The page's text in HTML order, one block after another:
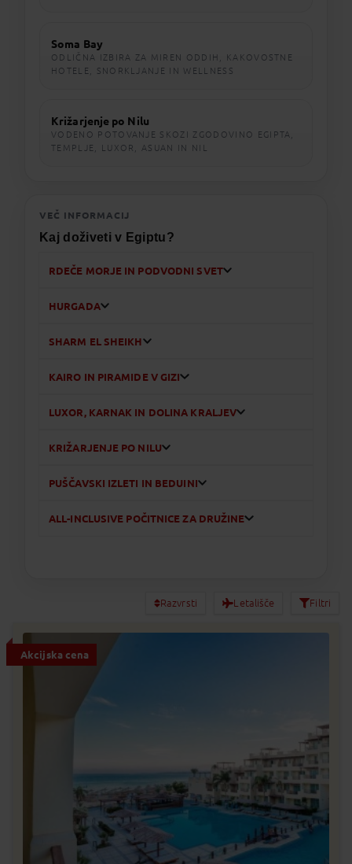
Soma Bay
ODLIČNA IZBIRA ZA MIREN ODDIH, KAKOVOSTNE
HOTELE, SNORKLJANJE IN WELLNESS
Križarjenje po Nilu
VODENO POTOVANJE SKOZI ZGODOVINO EGIPTA,
TEMPLJE, LUXOR, ASUAN IN NIL
VEČ INFORMACIJ
Kaj doživeti v Egiptu?
RDEČE MORJE IN PODVODNI SVET
HURGADA
SHARM EL SHEIKH
KAIRO IN PIRAMIDE V GIZI
LUXOR, KARNAK IN DOLINA KRALJEV
KRIŽARJENJE PO NILU
PUŠČAVSKI IZLETI IN BEDUINI
ALL-INCLUSIVE POČITNICE ZA DRUŽINE
Razvrsti Letališče Filtri
Akcijska cena